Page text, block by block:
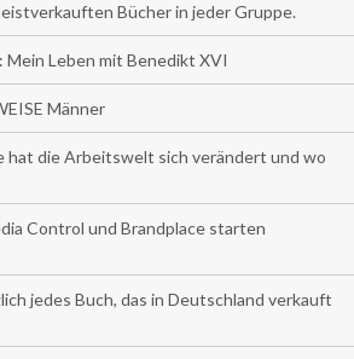
Bücher in jeder Gruppe.
Leben mit Benedikt XVI
Männer
hat die Arbeitswelt sich verändert und wo
Control und Brandplace starten
jedes Buch, das in Deutschland verkauft